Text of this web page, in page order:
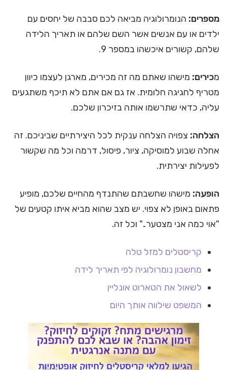
מספרים: הנומרולוגיה מביאה לכם סבבה של יחסים עם
ילדים או עם אנשים אשר השם שלהם או תאריך הלידה
שלהם, קשורים איכשהו במספר 9.
מכירים: מישהו שאתם מה זה מכירים, מארגן לעצמו כיוון
מטריף לחגיגה חלומית. אז גם אם אתם לא תיכף משתגעים
עליה, כדאי שתרשמו אותה בזיכרון שלכם.
הצלחה: צפויה הצלחה ענקית לכל היצירתיים שביניכם. זה
אחלה שבוע למוסיקה, ציור, פיסול, דרמה וכל מה שקשור
לפעילות יצירתית.
הופעה: מישהו שחשבתם שהתנדף מהחיים שלכם, מופיע
פתאום באופן לא צפוי. יש מצב שהוא מביא איתו קטעים של
"אוי כמה אני מצטער.." וכל זה.
קריסטלים למזל טלה
מחשבון נומרולוגיה לפי תאריך לידה
לשאול את הטארוט אונליין
המשפט שילווה אותך היום